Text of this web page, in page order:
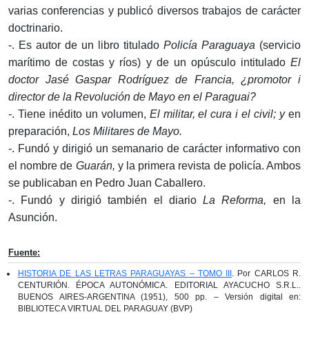
varias conferencias y publicó diversos trabajos de carácter
doctrinario.
-. Es autor de un libro titulado Policía Paraguaya (servicio
marítimo de costas y ríos) y de un opúsculo intitulado El
doctor Jasé Gaspar Rodríguez de Francia, ¿promotor i
director de la Revolución de Mayo en el Paraguai?
-. Tiene inédito un volumen, El militar, el cura i el civil; yen
preparación, Los Militares de Mayo.
-. Fundó y dirigió un semanario de carácter informativo con
el nombre de Guarán, y la primera revista de policía. Ambos
se publicaban en Pedro Juan Caballero.
-. Fundó y dirigió también el diarioLa Reforma, en la
Asunción.
Fuente:
HISTORIA DE LAS LETRAS PARAGUAYAS – TOMO III . Por CARLOS R.
CENTURIÓN. ÉPOCA AUTONÓMICA. EDITORIAL AYACUCHO S.R.L..
BUENOS AIRES-ARGENTINA (1951), 500 pp. – Versión digital en:
BIBLIOTECA VIRTUAL DEL PARAGUAY (BVP)